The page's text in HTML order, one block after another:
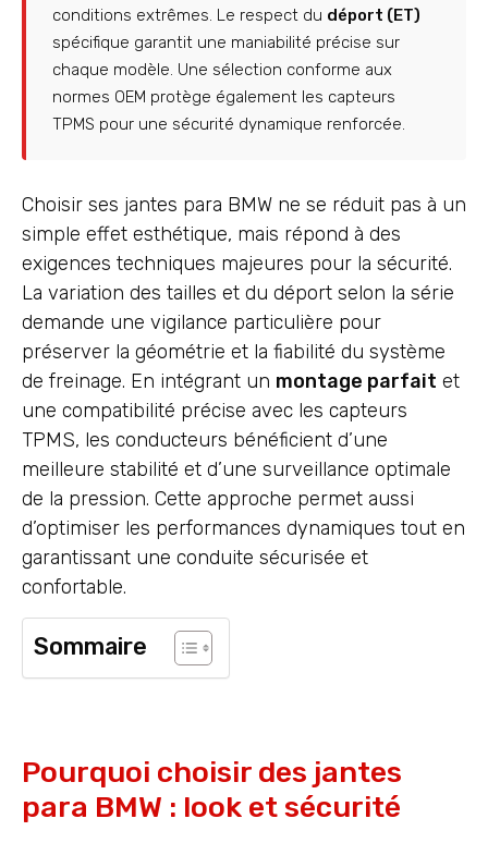
conditions extrêmes. Le respect du déport (ET)
spécifique garantit une maniabilité précise sur
chaque modèle. Une sélection conforme aux
normes OEM protège également les capteurs
TPMS pour une sécurité dynamique renforcée.
Choisir ses jantes para BMW ne se réduit pas à un
simple effet esthétique, mais répond à des
exigences techniques majeures pour la sécurité.
La variation des tailles et du déport selon la série
demande une vigilance particulière pour
préserver la géométrie et la fiabilité du système
de freinage. En intégrant un montage parfait et
une compatibilité précise avec les capteurs
TPMS, les conducteurs bénéficient d’une
meilleure stabilité et d’une surveillance optimale
de la pression. Cette approche permet aussi
d’optimiser les performances dynamiques tout en
garantissant une conduite sécurisée et
confortable.
Sommaire
Pourquoi choisir des jantes
para BMW : look et sécurité